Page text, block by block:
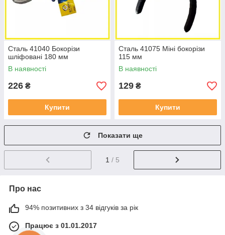
Сталь 41040 Бокорізи
шліфовані 180 мм
В наявності
226 ₴
Купити
Сталь 41075 Міні бокорізи
115 мм
В наявності
129 ₴
Купити
Показати ще
1 / 5
Про нас
94% позитивних з 34 відгуків за рік
Працює з 01.01.2017